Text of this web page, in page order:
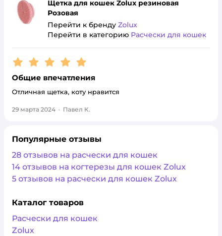
Щетка для кошек Zolux резиновая
Розовая
Перейти к бренду Zolux
Перейти в категорию Расчески для кошек
Рейтинг:5
Общие впечатления
Отличная щетка, коту нравится
29 марта 2024 · Павел К.
Популярные отзывы
28 отзывов на расчески для кошек
14 отзывов на когтерезы для кошек Zolux
5 отзывов на расчески для кошек Zolux
Каталог товаров
Расчески для кошек
Zolux